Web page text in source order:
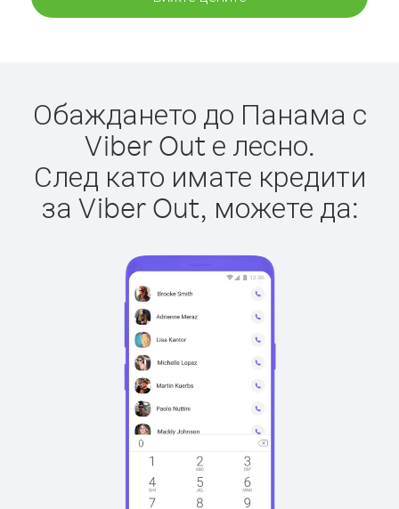
Обаждането до Панама с
Viber Out е лесно.
След като имате кредити
за Viber Out, можете да: